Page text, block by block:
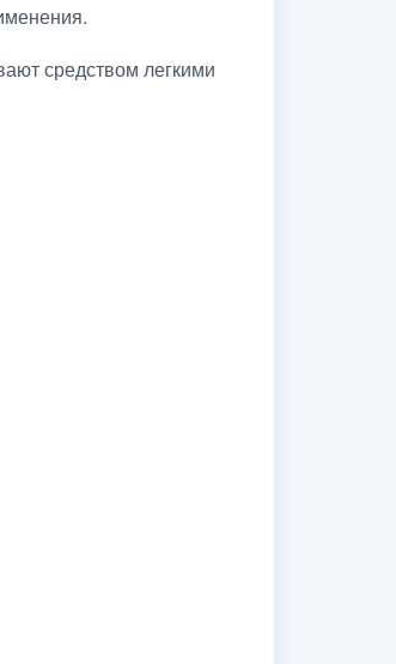
средством легкими